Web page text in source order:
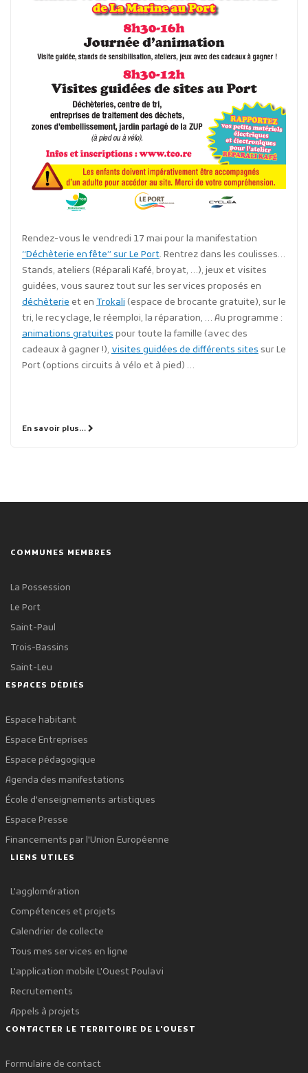
Rendez-vous le vendredi 17 mai pour la manifestation
“Déchèterie en fête” sur Le Port. Rentrez dans les coulisses…
Stands, ateliers (Réparali Kafé, broyat, …), jeux et visites
guidées, vous saurez tout sur les services proposés en
déchèterie et en Trokali (espace de brocante gratuite), sur le
tri, le recyclage, le réemploi, la réparation, … Au programme :
animations gratuites pour toute la famille (avec des
cadeaux à gagner !), visites guidées de différents sites sur Le
Port (options circuits à vélo et à pied) …
En savoir plus…
COMMUNES MEMBRES
La Possession
Le Port
Saint-Paul
Trois-Bassins
Saint-Leu
ESPACES DÉDIÉS
Espace habitant
Espace Entreprises
Espace pédagogique
Agenda des manifestations
École d'enseignements artistiques
Espace Presse
Financements par l'Union Européenne
LIENS UTILES
L'agglomération
Compétences et projets
Calendrier de collecte
Tous mes services en ligne
L'application mobile L'Ouest Poulavi
Recrutements
Appels à projets
CONTACTER LE TERRITOIRE DE L'OUEST
Formulaire de contact